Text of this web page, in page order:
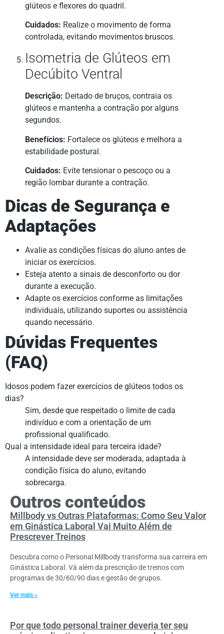
glúteos e flexores do quadril.
Cuidados: Realize o movimento de forma
controlada, evitando movimentos bruscos.
Isometria de Glúteos em
Decúbito Ventral
Descrição: Deitado de bruços, contraia os
glúteos e mantenha a contração por alguns
segundos.
Benefícios: Fortalece os glúteos e melhora a
estabilidade postural.
Cuidados: Evite tensionar o pescoço ou a
região lombar durante a contração.
Dicas de Segurança e
Adaptações
Avalie as condições físicas do aluno antes de
iniciar os exercícios.
Esteja atento a sinais de desconforto ou dor
durante a execução.
Adapte os exercícios conforme as limitações
individuais, utilizando suportes ou assistência
quando necessário.
Dúvidas Frequentes
(FAQ)
Idosos podem fazer exercícios de glúteos todos os
dias?
Sim, desde que respeitado o limite de cada
indivíduo e com a orientação de um
profissional qualificado.
Qual a intensidade ideal para terceira idade?
A intensidade deve ser moderada, adaptada à
condição física do aluno, evitando
sobrecarga.
Outros conteúdos
Millbody vs Outras Plataformas: Como Seu Valor
em Ginástica Laboral Vai Muito Além de
Prescrever Treinos
Descubra como o Personal Millbody transforma sua carreira em
Ginástica Laboral. Vá além da prescrição de treinos com
programas de 30/60/90 dias e gestão de grupos.
Ver mais »
Por que todo personal trainer deveria ter seu